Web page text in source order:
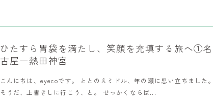
ひたすら胃袋を満たし、笑顔を充填する旅へ①名
古屋ー熱田神宮
こんにちは、eyecoです。 ととのえミドル、年の瀬に思い立ちました。
そうだ、上書きしに行こう、と。 せっかくならば...